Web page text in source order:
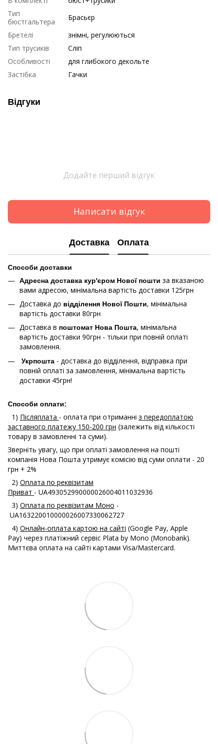
Тип
бюстгальтера
Брасьєр
Бретелі
знімні, регулюються
Тип трусиків
Сліп
Особливості
для глибокого декольте
Застібка
Гачки
Відгуки
Додайте перший відгук
Написати відгук
Доставка Оплата
Способи доставки
Адресна доставка кур'єром Нової пошти за вказаною
вами адресою, мінімальна вартість доставки 125грн
Доставка до відділення Нової Пошти, мінімальна
вартість доставки 80грн
Доставка в поштомат Нова Пошта, мінімальна
вартість доставки 90грн - тільки при повній оплаті
замовлення.
Укрпошта - доставка до відділення, відправка при
повній оплаті за замовлення, мінімальна вартість
доставки 45грн!
Способи оплати:
1) Післяплата - оплата при отриманні з передоплатою
заставного платежу 150-200 грн (залежить від кількості
товару в замовленні та суми).
Зверніть увагу, що при оплаті замовлення на пошті
компанія Нова Пошта утримує комісію від суми оплати - 20
грн + 2%
2) Оплата по реквізитам
Приват - UA493052990000026004011032936
3) Оплата по реквізитам Моно -
UA163220010000026007330062727
4) Онлайн-оплата картою на сайті (Google Pay, Apple
Pay) через платіжний сервіс Plata by Mono (Monobank).
Миттєва оплата на сайті картами Visa/Mastercard.